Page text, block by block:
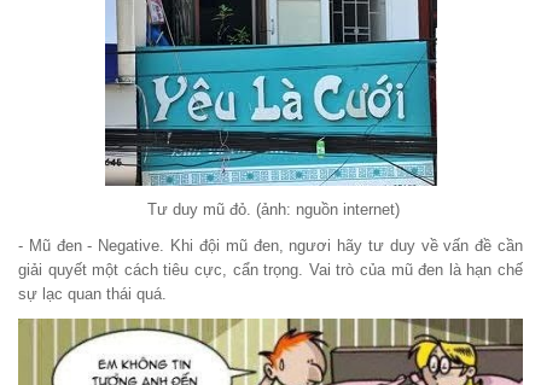
Tư duy mũ đỏ. (ảnh: nguồn internet)
- Mũ đen - Negative. Khi đội mũ đen, ngươi hãy tư duy về vấn đề cần
giải quyết một cách tiêu cực, cẩn trọng. Vai trò của mũ đen là hạn chế
sự lạc quan thái quá.